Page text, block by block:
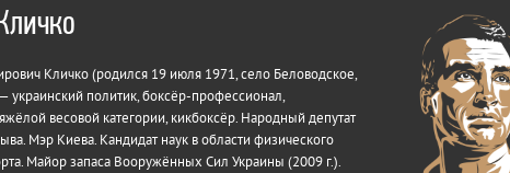
Кличко (родился 19 июля 1971, село Беловодское,
украинский политик, боксёр-профессионал,
весовой категории, кикбоксёр. Народный депутат
Мэр Киева. Кандидат наук в области физического
Майор запаса Вооружённых Сил Украины (2009 г.).